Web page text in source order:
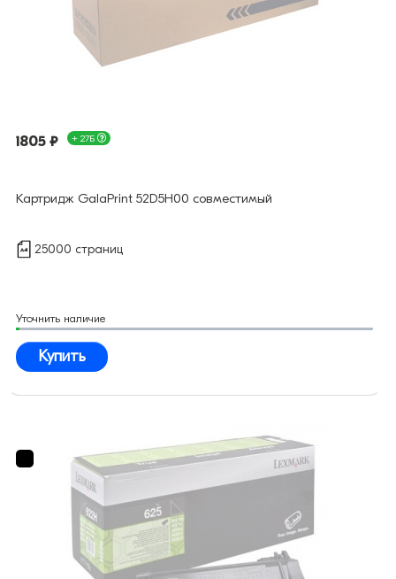
1805 ₽ + 27Б
Картридж GalaPrint 52D5H00 совместимый
25000 страниц
Уточнить наличие
Купить